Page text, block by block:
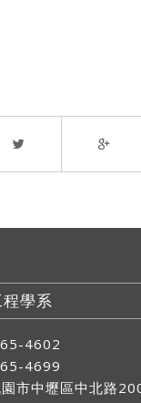
學系
4602
4699
市中壢區中北路